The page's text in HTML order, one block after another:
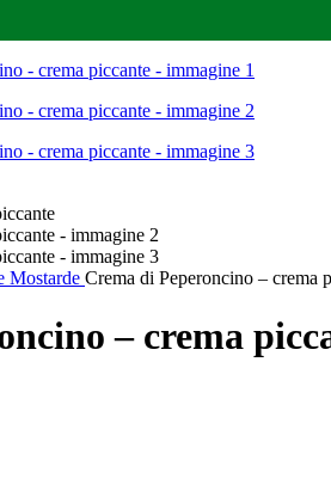
Mostarde Crema di Peperoncino – crema
– crema